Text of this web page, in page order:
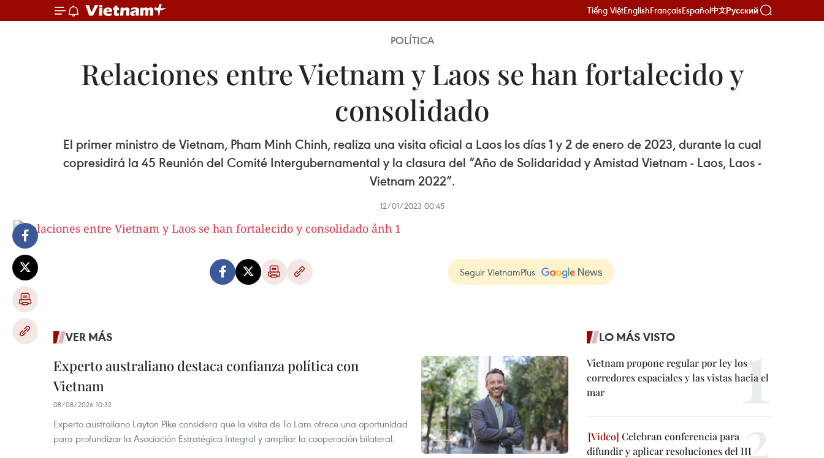
Tiếng ViệtEnglishFrançaisEspañol中文Русский
POLÍTICA
Relaciones entre Vietnam y Laos se han fortalecido y
consolidado
El primer ministro de Vietnam, Pham Minh Chinh, realiza una visita oficial a Laos los días 1 y 2 de enero de 2023, durante la cual
copresidirá la 45 Reunión del Comité Intergubernamental y la clasura del “Año de Solidaridad y Amistad Vietnam - Laos, Laos -
Vietnam 2022”.
12/01/2023 00:45
Seguir VietnamPlus
VER MÁS
Experto australiano destaca confianza política con
Vietnam
08/08/2026 10:32
Experto australiano Layton Pike considera que la visita de To Lam ofrece una oportunidad
para profundizar la Asociación Estratégica Integral y ampliar la cooperación bilateral.
LO MÁS VISTO
Vietnam propone regular por ley los
corredores espaciales y las vistas hacia el
mar
Celebran conferencia para
difundir y aplicar resoluciones del III